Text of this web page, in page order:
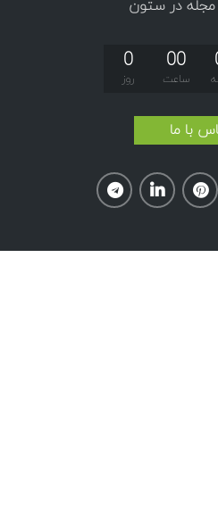
مجله در ستون
0
روز
00
ساعت
با ما